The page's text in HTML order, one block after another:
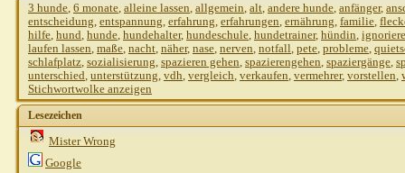
3 hunde, 6 monate, alleine lassen, allgemein, alt, andere hunde, anfänger,
entscheidung, entspannung, erfahrung, erfahrungen, ernährung, familie,
hilfe, hund, hunde, hundehalter, hundeschule, hundetrainer, hündin,
laufen lassen, maße, nacht, näher, nase, nerven, notfall, pete, probleme,
schlafplatz, sozialisierung, spazieren gehen, spazierengehen, spaziergänge,
unterschied, unterstützung, vdh, vergleich, verkaufen, vermehrer, vorstellen,
Stichwortwolke anzeigen
Lesezeichen
Mister Wrong
Google